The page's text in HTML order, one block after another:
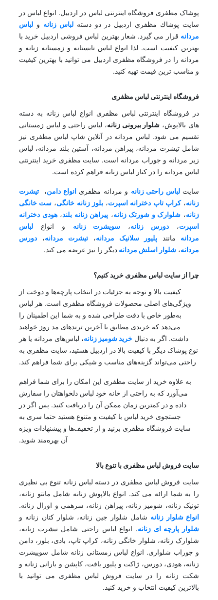
پوشاک مظفری فروشگاه اینترنتی لباس در اردبیل. انواع لباس در
سایت پوشاك مظفري اردبيل در دو دستهلباس زنانه و لباس
مردانه قرار می گیرد. شعار بهترین لباس فروشی اردبیل خرید با
بهترین کیفیت است. لذا انواع لباس تابستانه و زمستانه زنانه و
مردانه را در فروشگاه مظفری اردبیل می توانید با بهترین کیفیت
و مناسب ترین قیمت تهیه کنید.
فروشگاه اینترنتی لباس مظفری
در فروشگاه اینترنتی لباس مظفری انواع لباس زنانه به دسته
های بالاپوش، شلوار بیرونی زنانه، لباس راحتی و لباس زمستانی
تقسیم می شود. لباس مردانه در آنلاین شاپ لباس مظفری نیز
شامل تیشرت مردانه، پیراهن مردانه، آستین بلند مردانه، لباس
زیر مردانه و جوراب مردانه است. سایت مظفری خرید اینترنتی
لباس مردانه را در کنار لباس زنانه فراهم کرده است.
سایتلباس راحتی زنانه و مردانه مظفریانواع دامن، تیشرت
زنانه،کراپ تاپ دخترانه اسپرت،بلوز زنانه خانگی، ست خانگی
زنانه، شلوارک و شورتک زنانه، پیراهن زنانه بلند،هودی دخترانه
اسپرت، دورس زنانه، سویشرت زنانه و انواع لباس
مردانه
مانند پلیور سلانیک مردانه، تیشرت مردانه، دورس
مردانه، شلوار اسلش مردانه دیگر را نیز عرضه می کند.
چرا از سایت لباس مظفری خرید کنیم؟
کیفیت بالا و توجه به جزئیات در انتخاب پارچه‌ها و دوخت از
ویژگی‌های اصلی محصولات فروشگاه مظفری است. هر لباس
به‌طور خاص با دقت طراحی شده و به شما این اطمینان را
می‌دهد که خریدی مطابق با آخرین ترندهای مد روز خواهید
داشت. اگر به دنبال خرید شومیز زنانه، لباس‌های مردانه یا هر
نوع پوشاک دیگر با کیفیت بالا در اردبیل هستید، سایت مظفری به
راحتی می‌تواند گزینه‌های مناسب و شیکی برای شما فراهم کند.
به علاوه خرید از سایت مظفری این امکان را برای شما فراهم
می‌آورد که به راحتی از خانه خود لباس دلخواهتان را سفارش
داده و در کمترین زمان ممکن آن را دریافت کنید. پس اگر در
جستجوی خرید لباس با کیفیت و متنوع هستید حتما سری به
سایت فروشگاه مظفری بزنید و از تخفیف‌ها و پیشنهادات ویژه
آن بهره‌مند شوید.
سایت فروش لباس مظفری با تنوع بالا
سایت فروش لباس مظفری در دسته لباس زنانه تنوع بی نظیری
را به شما ارائه می کند. انواع بالاپوش زنانه شامل مانتو زنانه،
تونیک زنانه، شومیز زنانه، پیراهن زنانه، سرهمی و اورال زنانه.
انواع شلوار زنانه شامل شلوار جین زنانه، شلوار کتان زنانه و
شلوار پارچه ای زنانه. انواع لباس راحتی شامل تیشرت زنانه،
شلوارک زنانه، شلوار خانگی زنانه، کراپ تاپ، بادی، بلوز، دامن
و جوراب شلواری. انواع لباس زمستانی زنانه شامل سوییشرت
زنانه، هودی، دورس، ژاکت و پلیور بافت، کاپشن و بارانی زنانه و
شکت زنانه را در سایت فروش لباس مظفری می توانید با
بالاترین کیفیت انتخاب و خرید کنید.